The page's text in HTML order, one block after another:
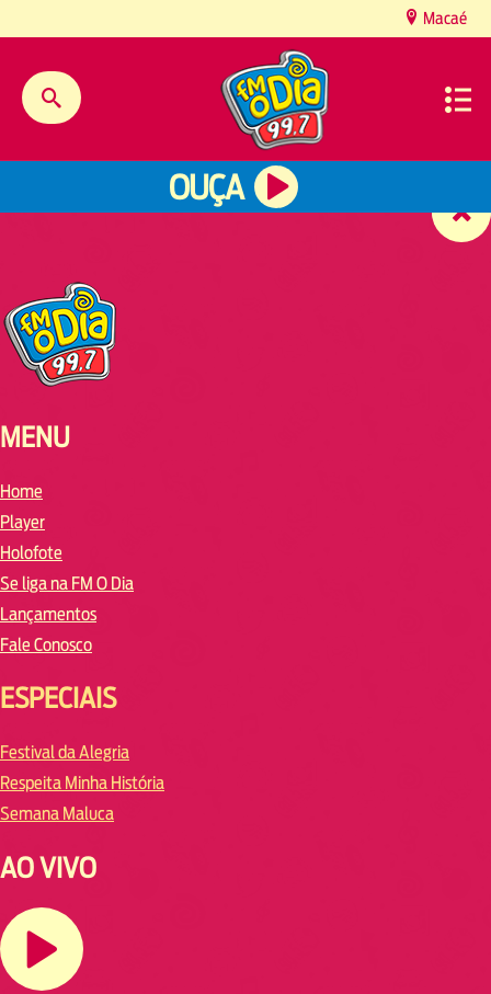
Macaé
OUÇA
MENU
Home
Player
Holofote
Se liga na FM O Dia
Lançamentos
Fale Conosco
ESPECIAIS
Festival da Alegria
Respeita Minha História
Semana Maluca
AO VIVO